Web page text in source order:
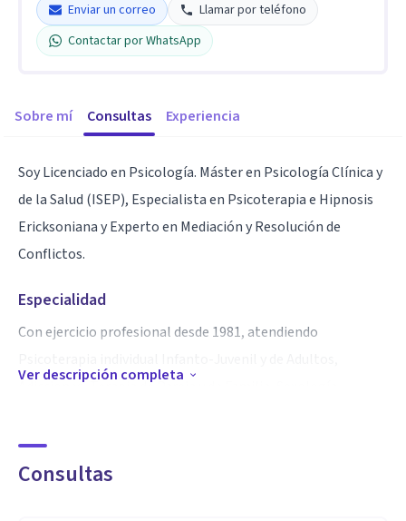
Enviar un correo
Llamar por teléfono
Contactar por WhatsApp
Sobre mí Consultas Experiencia
Soy Licenciado en Psicología. Máster en Psicología Clínica y
de la Salud (ISEP), Especialista en Psicoterapia e Hipnosis
Ericksoniana y Experto en Mediación y Resolución de
Conflictos.
Especialidad
Con ejercicio profesional desde 1981, atendiendo
Adicciones, Terapia de Pareja y de Familia, Sexología,
Escolares y Peritajes Familiares, Escolares y Laborales.
Aptitudes
Ver descripción completa
Consultas